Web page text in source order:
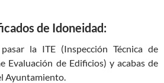
de Idoneidad:
la ITE (Inspección Técnica de
Evaluación de Edificios) y acabas de
Ayuntamiento.